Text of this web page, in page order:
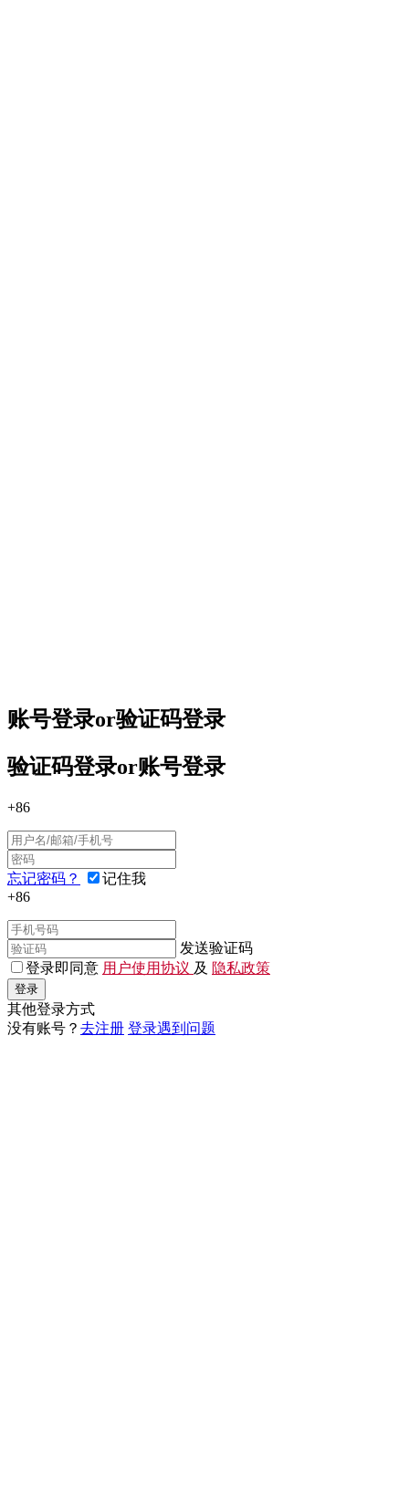
账号登录or验证码登录
验证码登录or账号登录
+86
忘记密码？
记住我
+86
发送验证码
登录即同意 用户使用协议 及 隐私政策
登录
其他登录方式
没有账号？ 去注册 登录遇到问题